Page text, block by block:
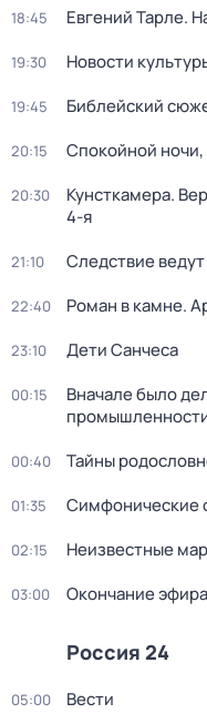
18:45 Евгений Тарле.
19:30 Новости
19:45 Библейский
20:15 Спокойной
20:30 Кунсткамера.
4-я
21:10 Следствие
22:40 Роман в камне.
23:10 Дети Санчеса
00:15
Вначале было
00:40 Тайны
01:35 Симфонические
02:15 Неизвестные
03:00 Окончание эфира
Россия 24
05:00 Вести